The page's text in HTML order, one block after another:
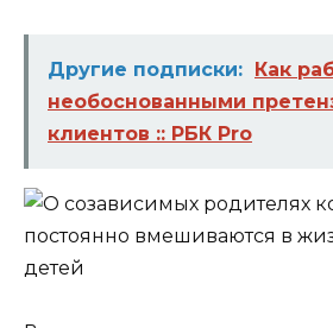
Другие подписки:
Как
необоснованными
клиентов :: РБК Pro